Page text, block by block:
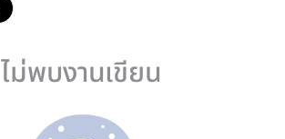
ไม่พบงานเขียน